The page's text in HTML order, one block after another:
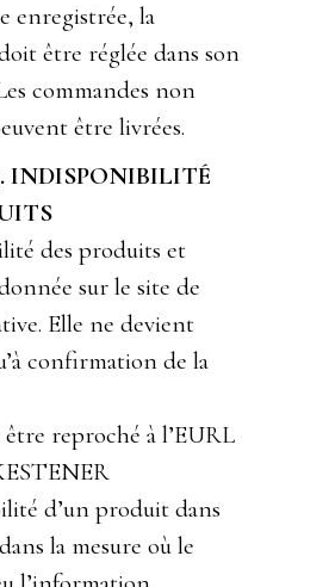
enregistrée, la
être réglée dans son
commandes non
être livrées.
INDISPONIBILITÉ
des produits et
sur le site de
Elle ne devient
confirmation de la
reproché à l’EURL
d’un produit dans
la mesure où le